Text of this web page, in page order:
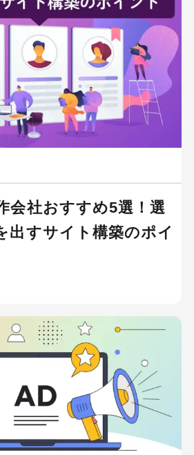
検索する
気のキーワード
ティクス
Google広告
会社おすすめ5選！選
出すサイト構築のポイ